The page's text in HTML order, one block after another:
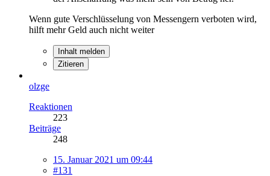
Wenn gute Verschlüsselung von Messengern verboten wird,
hilft mehr Geld auch nicht weiter
Inhalt melden
Zitieren
olzge
Reaktionen
223
Beiträge
248
15. Januar 2021 um 09:44
#131